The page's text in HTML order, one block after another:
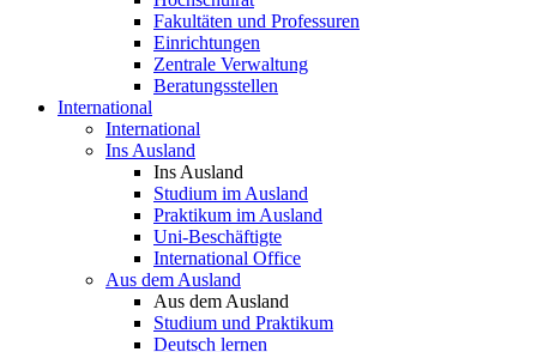
Fakultäten und Professuren
Einrichtungen
Zentrale Verwaltung
Beratungsstellen
International
International
Ins Ausland
Ins Ausland
Studium im Ausland
Praktikum im Ausland
Uni-Beschäftigte
International Office
Aus dem Ausland
Aus dem Ausland
Studium und Praktikum
Deutsch lernen